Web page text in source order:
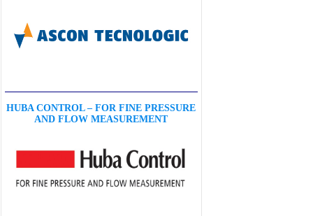
HUBA CONTROL – FOR FINE PRESSURE
AND FLOW MEASUREMENT